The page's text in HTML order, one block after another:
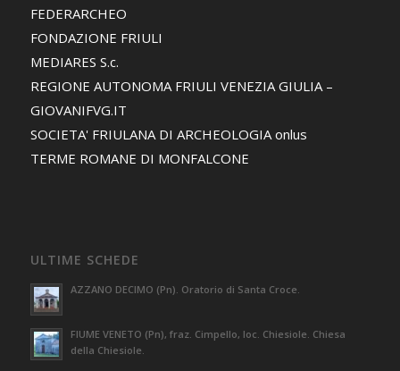
FEDERARCHEO
FONDAZIONE FRIULI
MEDIARES S.c.
REGIONE AUTONOMA FRIULI VENEZIA GIULIA –
GIOVANIFVG.IT
SOCIETA' FRIULANA DI ARCHEOLOGIA onlus
TERME ROMANE DI MONFALCONE
ULTIME SCHEDE
AZZANO DECIMO (Pn). Oratorio di Santa Croce.
FIUME VENETO (Pn), fraz. Cimpello, loc. Chiesiole. Chiesa
della Chiesiole.